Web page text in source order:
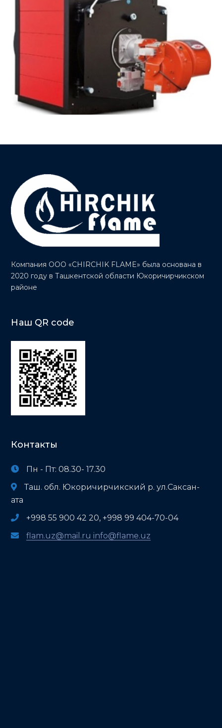
Компания ООО «CHIRCHIK FLAME» была основана в
2020 году в Ташкентской области Юкоричирчикском
районе
Наш QR code
Контакты
Пн - Пт: 08.30- 17.30
Таш. обл. Юкоричирчикский р. ул.Саксан-
ата
+998 55 900 42 20, +998 99 404-70-04
flam.uz@mail.ru info@flame.uz